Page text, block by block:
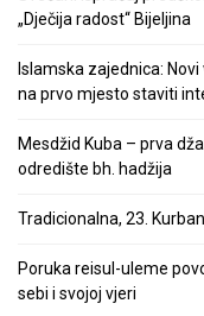
„Dječija radost“ Bijeljina
Islamska zajednica:
na prvo mjesto staviti
Mesdžid Kuba – prva
odredište bh. hadžija
Tradicionalna, 23.
Poruka reisul-uleme
sebi i svojoj vjeri